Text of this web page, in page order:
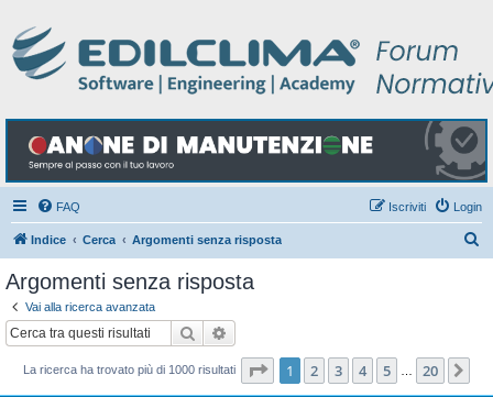
FAQ Login
Iscriviti
Indice Cerca Argomenti senza risposta
Argomenti senza risposta
Vai alla ricerca avanzata
Cerca
La ricerca ha trovato più di 1000 risultati Pagina di 20
1 2 3 4 5 20